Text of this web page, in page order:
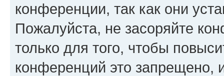
конференции, так как они
Пожалуйста, не засоряйте
только для того, чтобы
конференций это запрещено,